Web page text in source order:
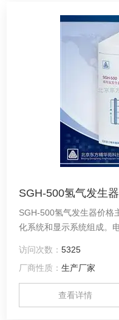
SGH-500氢气发生
SGH-500氢气发生器价格
化系统和显示系统组成。
输出的需要自动调整，维
访问次数：5325
厂商性质：生产厂家
查看详情